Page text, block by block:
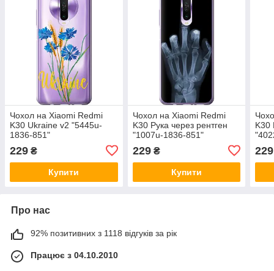
Чохол на Xiaomi Redmi
K30 Ukraine v2 "5445u-
1836-851"
229 ₴
Купити
Чохол на Xiaomi Redmi
K30 Рука через рентген
"1007u-1836-851"
229₴
Купити
K30
229
Про нас
92% позитивних з 1118 відгуків за рік
Працює з 04.10.2010